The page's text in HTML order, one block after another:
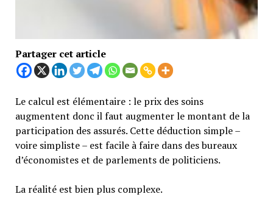
Partager cet article
Le calcul est élémentaire : le prix des soins
augmentent donc il faut augmenter le montant de la
participation des assurés. Cette déduction simple –
voire simpliste – est facile à faire dans des bureaux
d’économistes et de parlements de politiciens.
La réalité est bien plus complexe.